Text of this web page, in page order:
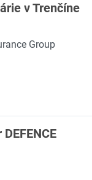
v Trenčíne
Group